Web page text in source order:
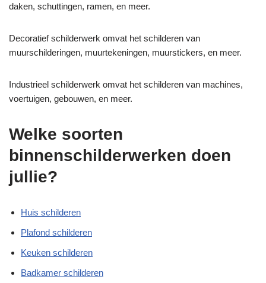
daken, schuttingen, ramen, en meer.
Decoratief schilderwerk omvat het schilderen van
muurschilderingen, muurtekeningen, muurstickers, en meer.
Industrieel schilderwerk omvat het schilderen van machines,
voertuigen, gebouwen, en meer.
Welke soorten
binnenschilderwerken doen
jullie?
Huis schilderen
Plafond schilderen
Keuken schilderen
Badkamer schilderen